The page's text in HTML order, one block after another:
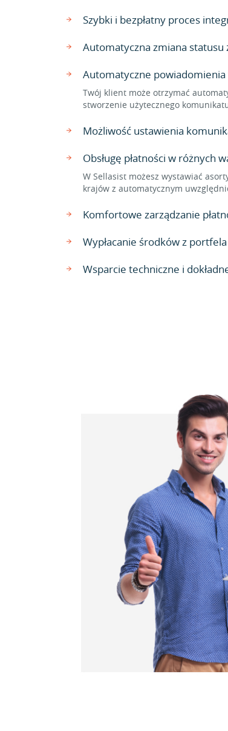
Szybki i bezpłatny proces
Automatyczna zmiana
Automatyczne powiadomienia
Twój klient może otrzymać
stworzenie użytecznego
Możliwość ustawienia
Obsługę płatności w różnych
W Sellasist możesz wystawiać
krajów z automatycznym
Komfortowe zarządzanie
Wypłacanie środków z
Wsparcie techniczne i